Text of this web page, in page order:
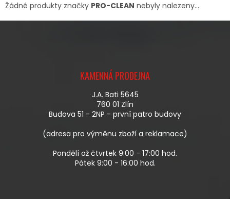
Žádné produkty značky PRO-CLEAN nebyly nalezeny...
KAMENNÁ PRODEJNA
J.A. Bati 5645
760 01 Zlín
Budova 51 - 2NP - první patro budovy
(adresa pro výměnu zboží a reklamace)
Pondělí až čtvrtek 9:00 - 17:00 hod.
Pátek 9:00 - 16:00 hod.